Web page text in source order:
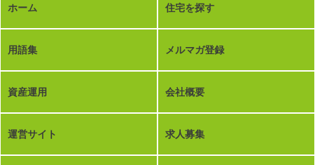
ホーム 住宅を探す
用語集 メルマガ登録
資産運用 会社概要
運営サイト 求人募集